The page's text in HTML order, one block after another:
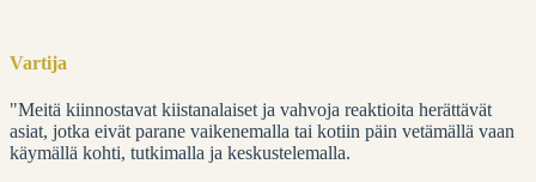
Vartija
"Meitä kiinnostavat kiistanalaiset ja vahvoja reaktioita herättävät
asiat, jotka eivät parane vaikenemalla tai kotiin päin vetämällä vaan
käymällä kohti, tutkimalla ja keskustelemalla.